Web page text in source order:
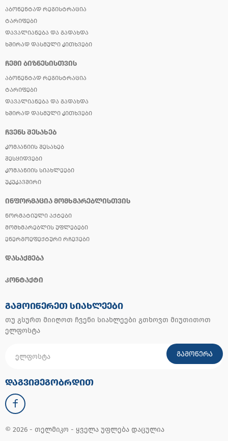
ᲐᲑᲝᲜᲔᲜᲢᲐᲓ ᲠᲔᲒᲘᲡᲢᲠᲐᲪᲘᲐ
ᲢᲐᲠᲘᲤᲔᲑᲘ
ᲓᲐᲕᲐᲚᲘᲐᲜᲔᲑᲐ ᲓᲐ ᲒᲐᲓᲐᲮᲓᲐ
ᲮᲨᲘᲠᲐᲓ ᲓᲐᲡᲛᲣᲚᲘ ᲙᲘᲗᲮᲕᲔᲑᲘ
ᲩᲔᲛᲘ ᲑᲘᲖᲜᲔᲡᲘᲡᲗᲕᲘᲡ
ᲐᲑᲝᲜᲔᲜᲢᲐᲓ ᲠᲔᲒᲘᲡᲢᲠᲐᲪᲘᲐ
ᲢᲐᲠᲘᲤᲔᲑᲘ
ᲓᲐᲕᲐᲚᲘᲐᲜᲔᲑᲐ ᲓᲐ ᲒᲐᲓᲐᲮᲓᲐ
ᲮᲨᲘᲠᲐᲓ ᲓᲐᲡᲛᲣᲚᲘ ᲙᲘᲗᲮᲕᲔᲑᲘ
ᲩᲕᲔᲜᲡ ᲨᲔᲡᲐᲮᲔᲑ
ᲙᲝᲛᲞᲐᲜᲘᲘᲡ ᲨᲔᲡᲐᲮᲔᲑ
ᲨᲔᲡᲧᲘᲓᲕᲔᲑᲘ
ᲙᲝᲛᲞᲐᲜᲘᲘᲡ ᲡᲘᲐᲮᲚᲔᲔᲑᲘ
ᲣᲙᲣᲙᲐᲕᲨᲘᲠᲘ
ᲘᲜᲤᲝᲠᲛᲐᲪᲘᲐ ᲛᲝᲛᲮᲛᲐᲠᲔᲑᲚᲘᲡᲗᲕᲘᲡ
ᲜᲝᲠᲛᲐᲢᲘᲣᲚᲘ ᲐᲥᲢᲔᲑᲘ
ᲛᲝᲛᲮᲛᲐᲠᲔᲑᲚᲘᲡ ᲣᲤᲚᲔᲑᲔᲑᲘ
ᲔᲜᲔᲠᲒᲝᲔᲤᲔᲥᲢᲣᲠᲘ ᲠᲩᲔᲕᲔᲑᲘ
ᲓᲐᲡᲐᲥᲛᲔᲑᲐ
ᲙᲝᲜᲢᲐᲥᲢᲘ
ᲒᲐᲛᲝᲘᲬᲔᲠᲔᲗ ᲡᲘᲐᲮᲚᲔᲔᲑᲘ
თუ გსურთ მიიღოთ ჩვენი სიახლეები გთხოვთ მიუთითოთ
ელფოსტა
ᲒᲐᲛᲝᲬᲔᲠᲐ
ᲓᲐᲒᲕᲘᲛᲔᲒᲝᲑᲠᲓᲘᲗ
© 2026 - თელმიკო - ყველა უფლება დაცულია